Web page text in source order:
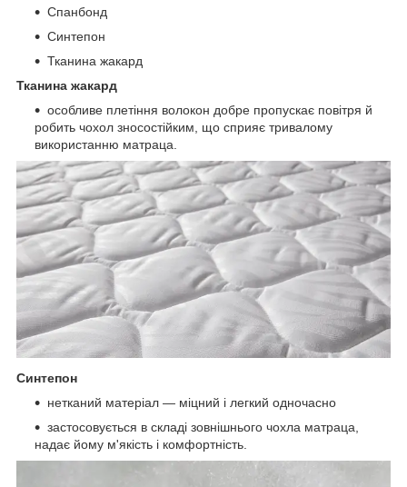
Спанбонд
Синтепон
Тканина жакард
Тканина жакард
особливе плетіння волокон добре пропускає повітря й
робить чохол зносостійким, що сприяє тривалому
використанню матраца.
Синтепон
нетканий матеріал — міцний і легкий одночасно
застосовується в складі зовнішнього чохла матраца,
надає йому м'якість і комфортність.